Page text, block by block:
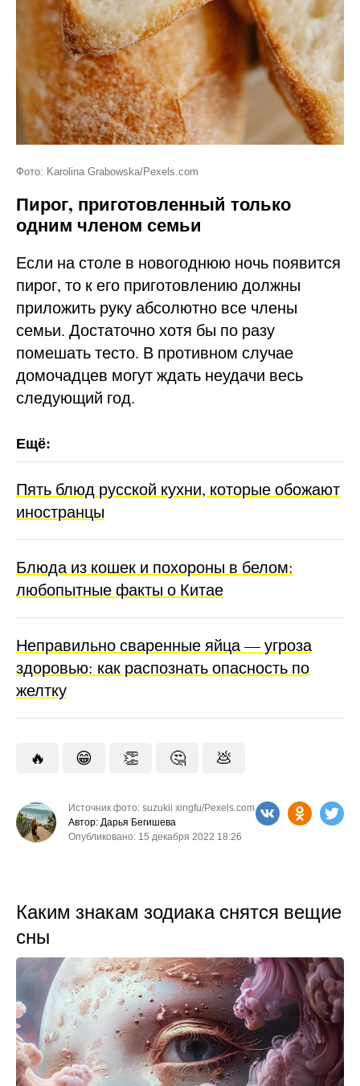
Фото: Karolina Grabowska/Pexels.com
Пирог, приготовленный только
одним членом семьи
Если на столе в новогоднюю ночь появится
пирог, то к его приготовлению должны
приложить руку абсолютно все члены
семьи. Достаточно хотя бы по разу
помешать тесто. В противном случае
домочадцев могут ждать неудачи весь
следующий год.
Пять блюд русской кухни, которые обожают
иностранцы
Блюда из кошек и похороны в белом:
любопытные факты о Китае
Неправильно сваренные яйца — угроза
здоровью: как распознать опасность по
желтку
🔥 😁 👏 🤔 💩
Источник фото: suzukii xingfu/Pexels.com
Автор: Дарья Бегишева
Опубликовано: 15 декабря 2022 18:26
Каким знакам зодиака снятся вещие
сны